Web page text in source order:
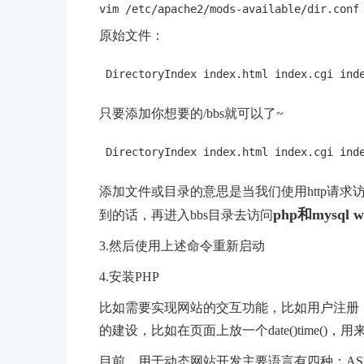
原始文件：
只要添加你想要的/bbs就可以了~
添加文件或目录的意思是当我们使用http请求
到的话，再进入bbs目录去访问php和mysql
3.然后使用上述命令重新启动
4.安装PHP
比如需要实现网站的交互功能，比如用户注
的建设，比如在页面上放一个date()time()，
目前，用于动态网站开发主要语言有四种：